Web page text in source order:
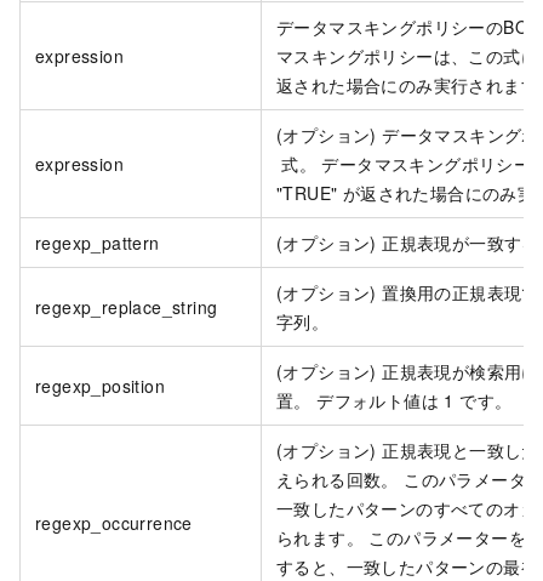
expression
データマスキングポリシーの
マスキングポリシーは、この式
返された場合にのみ実行されます
expression
(オプション) データマスキング
式。 データマスキングポリシー
"TRUE" が返された場合にのみ実
regexp_pattern (オプション) 正規表現が一致す
regexp_replace_string
(オプション) 置換用の正規表現
字列。
regexp_position
(オプション) 正規表現が検索用
置。 デフォルト値は 1 です。
regexp_occurrence
(オプション) 正規表現と一致し
えられる回数。 このパラメータ
一致したパターンのすべてのオ
られます。 このパラメーターを
すると、一致したパターンの最